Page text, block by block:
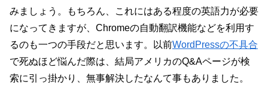
みましょう。もちろん、これにはある程度の英語力が必要
になってきますが、Chromeの自動翻訳機能などを利用す
るのも一つの手段だと思います。以前WordPressの不具合
で死ぬほど悩んだ際は、結局アメリカのQ&Aページが検
索に引っ掛かり、無事解決したなんて事もありました。